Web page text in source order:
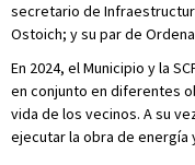
secretario de
Ostoich; y su par de
En 2024, el Municipio y la
en conjunto en diferentes
vida de los vecinos. A su
ejecutar la obra de energía